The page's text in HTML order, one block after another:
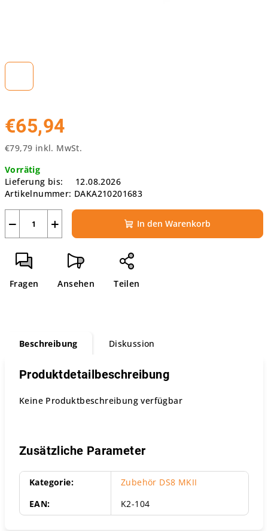
€65,94
€79,79 inkl. MwSt.
Vorrätig
Lieferung bis:
12.08.2026
Artikelnummer: DAKA210201683
+
− In den Warenkorb
Fragen Ansehen Teilen
Beschreibung Diskussion
Produktdetailbeschreibung
Keine Produktbeschreibung verfügbar
Zusätzliche Parameter
Kategorie:
Zubehör DS8 MKII
EAN: K2-104